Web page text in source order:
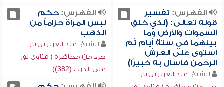
الفهرس: تفسير
قوله تعالى: (لذي خلق
السموات والأرض وما
بينهما في ستة أيام ثم
استوى على العرش
الرحمن فاسأل به خبيرًا)
للشيخ: عبد العزيز بن باز
الفهرس:حكم
لبس المرأة حزاماً من
الذهب
للشيخ: عبد العزيز بن باز
جزء من محاضرة ( فتاوى نور
على الدرب (382))